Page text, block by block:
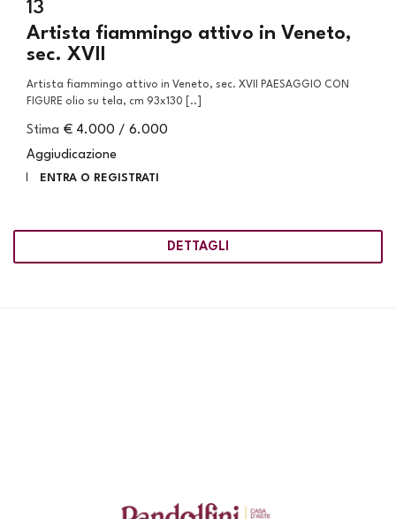
13
Artista fiammingo attivo in Veneto,
sec. XVII
Artista fiammingo attivo in Veneto, sec. XVII PAESAGGIO CON
FIGURE olio su tela, cm 93x130 [..]
Stima € 4.000 / 6.000
Aggiudicazione
ENTRA O REGISTRATI
DETTAGLI